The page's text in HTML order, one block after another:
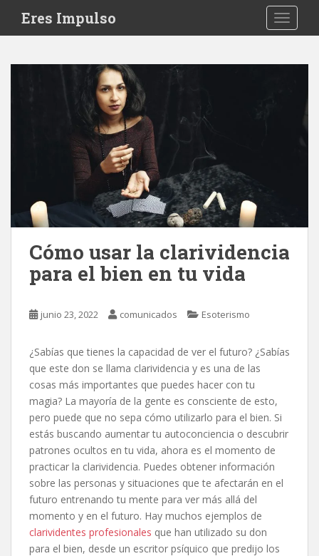
i
Eres Impulso
Cómo usar la clarividencia
para el bien en tu vida
junio 23, 2022 comunicados Esoterismo
¿Sabías que tienes la capacidad de ver el futuro? ¿Sabías
que este don se llama clarividencia y es una de las
cosas más importantes que puedes hacer con tu
magia? La mayoría de la gente es consciente de esto,
pero puede que no sepa cómo utilizarlo para el bien. Si
estás buscando aumentar tu autoconciencia o descubrir
patrones ocultos en tu vida, ahora es el momento de
practicar la clarividencia. Puedes obtener información
sobre las personas y situaciones que te afectarán en el
futuro entrenando tu mente para ver más allá del
momento y en el futuro. Hay muchos ejemplos de
clarividentes profesionales que han utilizado su don
para el bien, desde un escritor psíquico que predijo los